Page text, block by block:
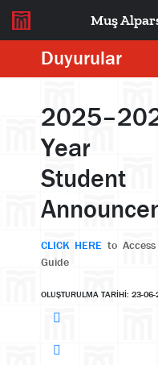
Muş
Duyurular
Year
CLICK HERE to
Guide
OLUŞTURULMA TARİHİ: 23-